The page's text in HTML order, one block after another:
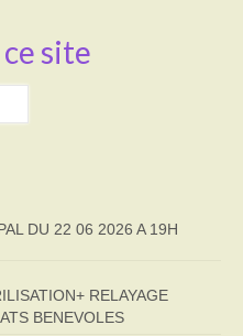
site
DU 22 06 2026 A 19H
RELAYAGE
BENEVOLES